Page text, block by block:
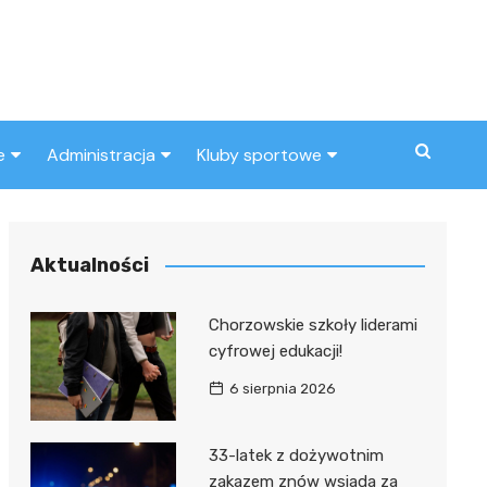
Administracja
Urząd miasta
Kluby sportowe
Aktualności
Chorzowskie szkoły liderami
cyfrowej edukacji!
6 sierpnia 2026
33-latek z dożywotnim
zakazem znów wsiada za